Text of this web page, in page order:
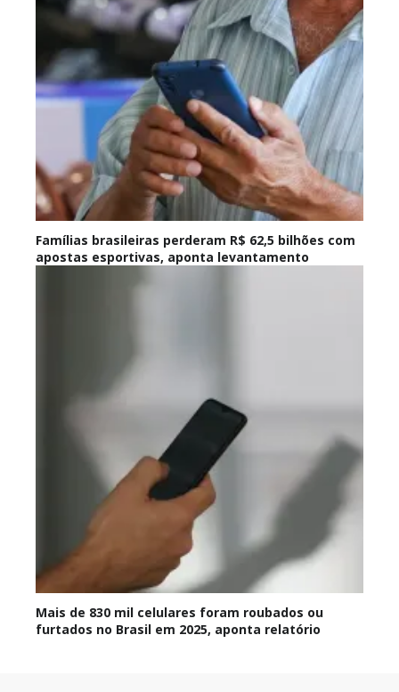
Famílias brasileiras perderam R$ 62,5 bilhões com
apostas esportivas, aponta levantamento
Mais de 830 mil celulares foram roubados ou
furtados no Brasil em 2025, aponta relatório